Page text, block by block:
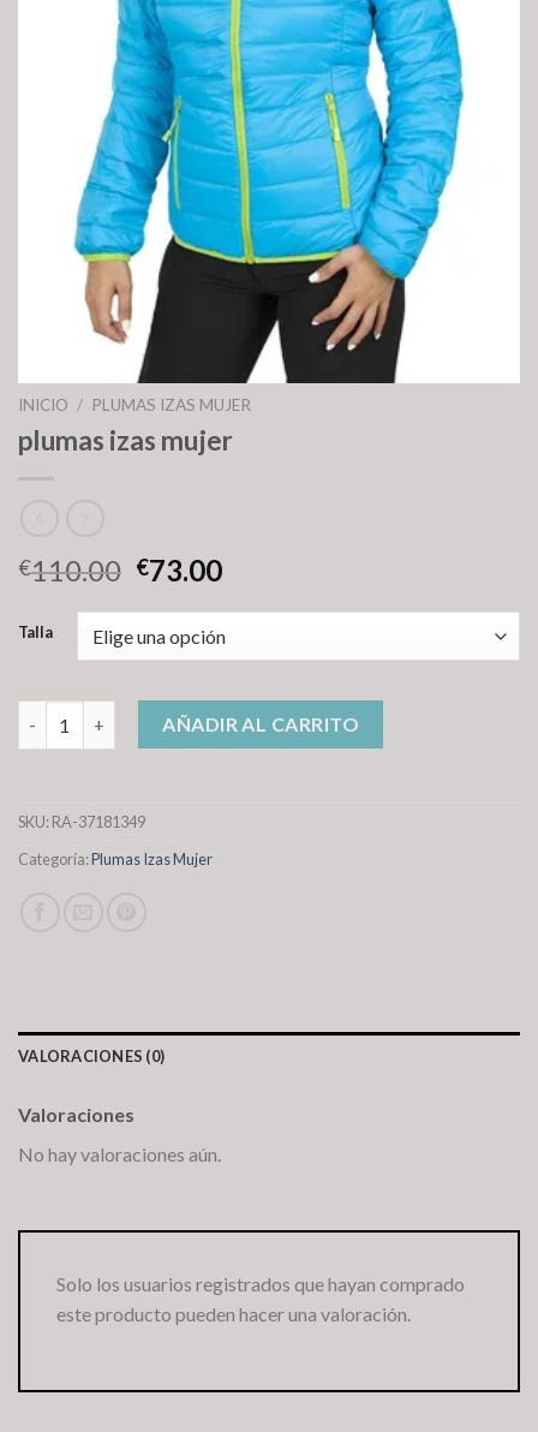
INICIO / PLUMAS IZAS MUJER
plumas izas mujer
€110.00 €73.00
Talla
plumas izas mujer cantidadAÑADIR AL CARRITO
SKU:RA-37181349
Categoría:Plumas Izas Mujer
VALORACIONES (0)
Valoraciones
No hay valoraciones aún.
Solo los usuarios registrados que hayan comprado
este producto pueden hacer una valoración.